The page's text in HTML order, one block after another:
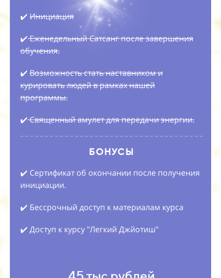
✔️ Инициация
✔️Еженедельный Сатсанг после завершения
обучения.
✔️ Возможность стать наставником и
курировать людей в рамках нашей
программы.
✔️Священный амулет для передачи энергии.
БОНУСЫ
✔️ Сертификат об окончании после получения
инициации.
✔️ Бессрочный доступ к материалам курса
✔️ Доступ к курсу "Легкий Джйотиш"